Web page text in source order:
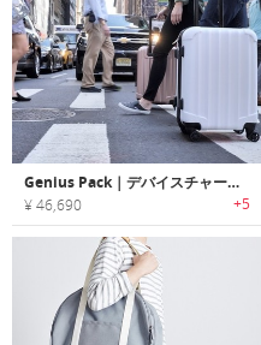
Genius Pack｜デバイスチャージも行えるキャリーオンサイズスマートスーツケース「ジーニアスパック」
¥ 46,690 +5